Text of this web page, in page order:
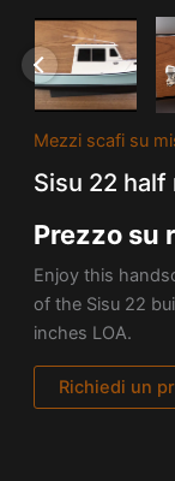
Mezzi scafi su
Sisu 22 half
Prezzo su
Enjoy this
of the Sisu 22
inches LOA.
Richiedi un